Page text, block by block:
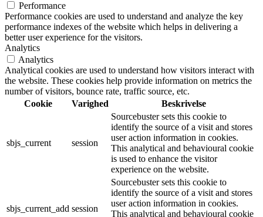
Performance
Performance cookies are used to understand and analyze the key
performance indexes of the website which helps in delivering a
better user experience for the visitors.
Analytics
Analytics
Analytical cookies are used to understand how visitors interact with
the website. These cookies help provide information on metrics the
number of visitors, bounce rate, traffic source, etc.
Cookie
Varighed Beskrivelse
sbjs_current session
Sourcebuster sets this cookie to
identify the source of a visit and stores
user action information in cookies.
This analytical and behavioural cookie
is used to enhance the visitor
experience on the website.
sbjs_current_add session
Sourcebuster sets this cookie to
identify the source of a visit and stores
user action information in cookies.
This analytical and behavioural cookie